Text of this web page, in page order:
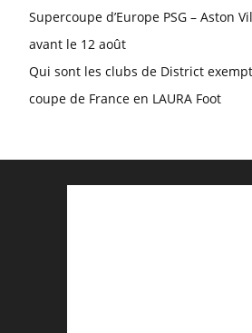
Supercoupe d’Europe PSG – Aston
avant le 12 août
Qui sont les clubs de District
coupe de France en LAURA Foot